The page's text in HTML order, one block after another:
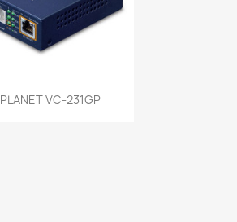
Vista rápida
PLANET VC-231GP